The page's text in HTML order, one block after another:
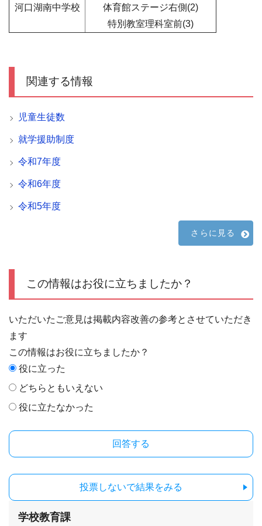
河口湖南中学校
体育館ステージ右側(2)
特別教室理科室前(3)
関連する情報
児童生徒数
就学援助制度
令和7年度
令和6年度
令和5年度
さらに見る
この情報はお役に立ちましたか？
いただいたご意見は掲載内容改善の参考とさせていただき
ます
この情報はお役に立ちましたか？
役に立った
どちらともいえない
役に立たなかった
投票しないで結果をみる
学校教育課